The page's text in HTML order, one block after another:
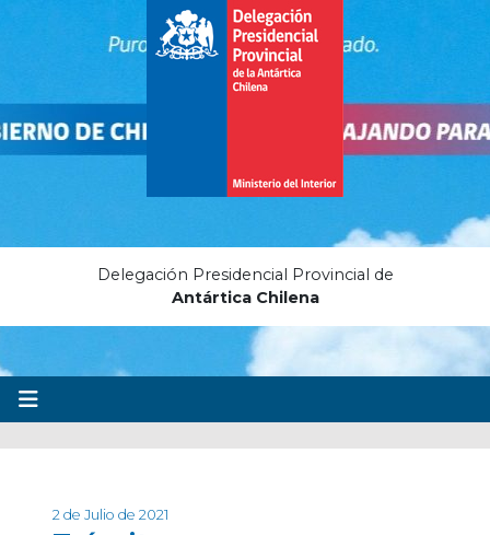
Delegación Presidencial Provincial de
Antártica Chilena
2 de Julio de 2021